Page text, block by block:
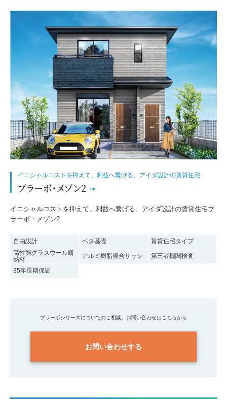
イニシャルコストを抑えて、利益へ繋げる。アイダ設計の賃貸住宅
ブラーボ・メゾン2
イニシャルコストを抑えて、利益へ繋げる。アイダ設計の賃貸住宅ブ
ラーボ・メゾン2
自由設計 ベタ基礎
賃貸住宅タイプ
高性能グラスウール断
熱材
アルミ樹脂複合サッシ 第三者機関検査
35年長期保証
ブラーボシリーズについてのご相談、お問い合わせはこちらから
お問い合わせする